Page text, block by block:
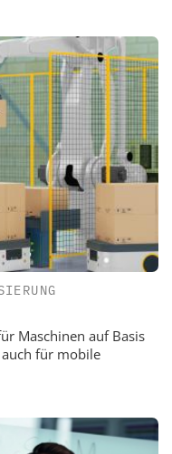
Maschinen auf Basis
für mobile